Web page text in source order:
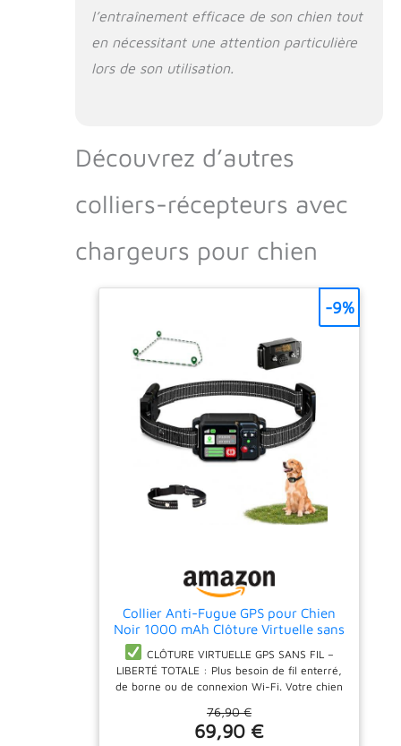
l’entraînement efficace de son chien tout
en nécessitant une attention particulière
lors de son utilisation.
Découvrez d’autres
colliers-récepteurs avec
chargeurs pour chien
Collier Anti-Fugue GPS pour Chien
Noir 1000 mAh Clôture Virtuelle sans
Fil IPX7 Rayon 15m à 2000m 3
Modes de Dressage Anti-Fugue
Électrique Système Clôture
CLÔTURE VIRTUELLE GPS SANS FIL –
LIBERTÉ TOTALE : Plus besoin de fil enterré,
de borne ou de connexion Wi-Fi. Votre chien
s’il s’approche des limites. Une solution sans
contrainte pour des balades sereines.
76,90 €
69,90 €
-9%